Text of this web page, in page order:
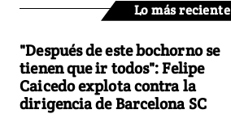
Lo más reciente
"Después de este bochorno se
tienen que ir todos": Felipe
Caicedo explota contra la
dirigencia de Barcelona SC